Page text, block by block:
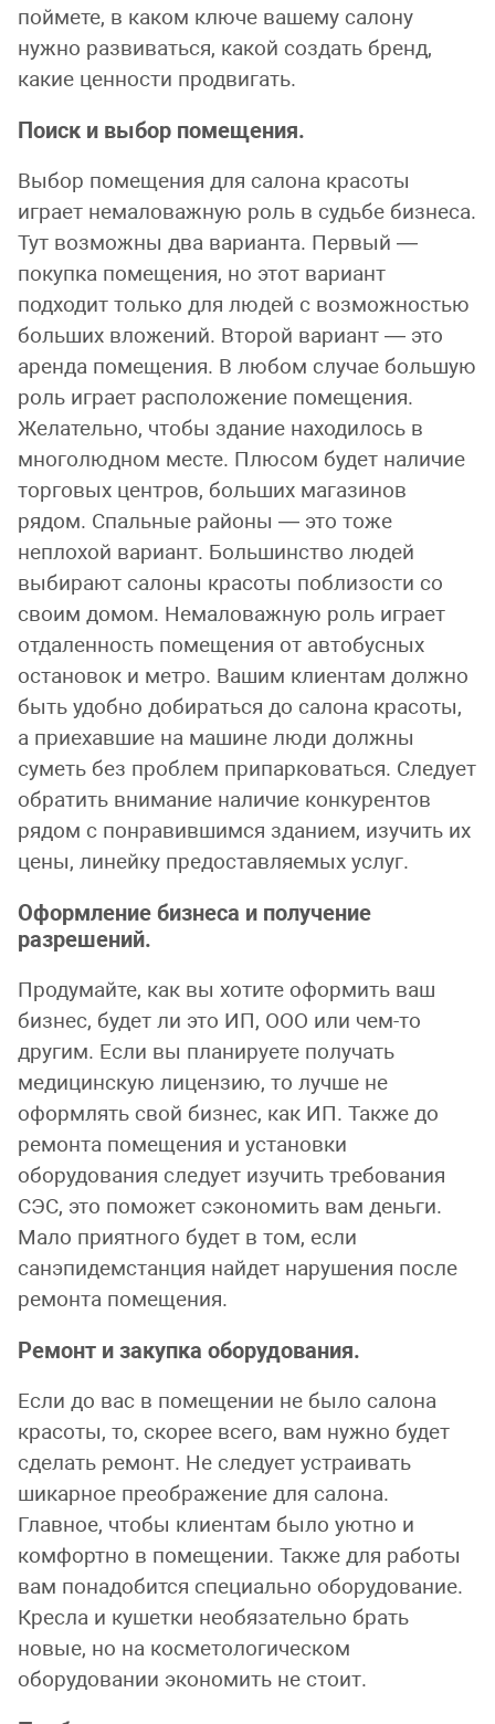
поймете, в каком ключе вашему салону
нужно развиваться, какой создать бренд,
какие ценности продвигать.
Поиск и выбор помещения.
Выбор помещения для салона красоты
играет немаловажную роль в судьбе бизнеса.
Тут возможны два варианта. Первый —
покупка помещения, но этот вариант
подходит только для людей с возможностью
больших вложений. Второй вариант — это
аренда помещения. В любом случае большую
роль играет расположение помещения.
Желательно, чтобы здание находилось в
многолюдном месте. Плюсом будет наличие
торговых центров, больших магазинов
рядом. Спальные районы — это тоже
неплохой вариант. Большинство людей
выбирают салоны красоты поблизости со
своим домом. Немаловажную роль играет
отдаленность помещения от автобусных
остановок и метро. Вашим клиентам должно
быть удобно добираться до салона красоты,
а приехавшие на машине люди должны
суметь без проблем припарковаться. Следует
обратить внимание наличие конкурентов
рядом с понравившимся зданием, изучить их
цены, линейку предоставляемых услуг.
Оформление бизнеса и получение
разрешений.
Продумайте, как вы хотите оформить ваш
бизнес, будет ли это ИП, ООО или чем-то
другим. Если вы планируете получать
медицинскую лицензию, то лучше не
оформлять свой бизнес, как ИП. Также до
ремонта помещения и установки
оборудования следует изучить требования
СЭС, это поможет сэкономить вам деньги.
Мало приятного будет в том, если
санэпидемстанция найдет нарушения после
ремонта помещения.
Ремонт и закупка оборудования.
Если до вас в помещении не было салона
красоты, то, скорее всего, вам нужно будет
сделать ремонт. Не следует устраивать
шикарное преображение для салона.
Главное, чтобы клиентам было уютно и
комфортно в помещении. Также для работы
вам понадобится специально оборудование.
Кресла и кушетки необязательно брать
новые, но на косметологическом
оборудовании экономить не стоит.